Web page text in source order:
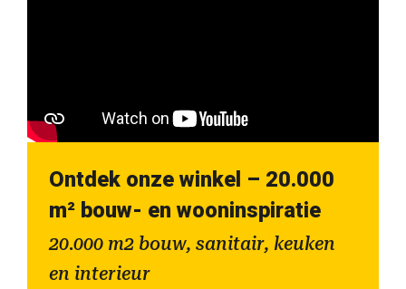
Ontdek onze winkel – 20.000
m² bouw- en wooninspiratie
20.000 m2 bouw, sanitair, keuken
en interieur